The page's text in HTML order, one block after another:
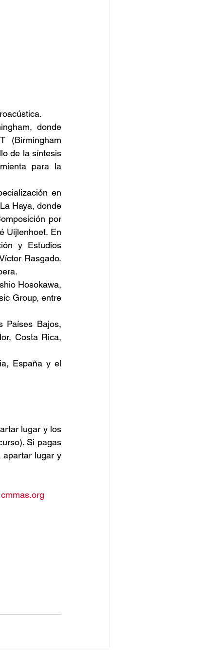
donde
(Birmingham
de la síntesis
para la
en
Haya, donde
por
Uijlenhoet. En
y Estudios
Rasgado.
Hosokawa,
Group, entre
Países Bajos,
Costa Rica,
España y el
lugar y los
Si pagas
apartar lugar y